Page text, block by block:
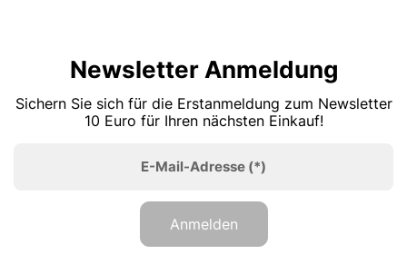
Newsletter Anmeldung
Sichern Sie sich für die Erstanmeldung zum Newsletter
10 Euro für Ihren nächsten Einkauf!
E-Mail-Adresse (*)
Anmelden